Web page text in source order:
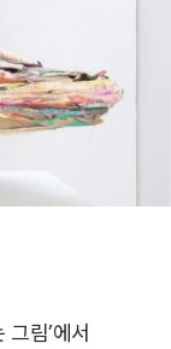
림’에서